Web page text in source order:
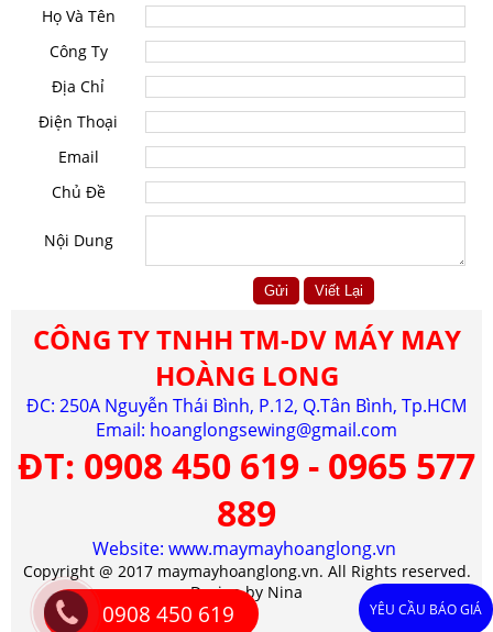
Họ Và Tên
Công Ty
Địa Chỉ
Điện Thoại
Email
Chủ Đề
Nội Dung
CÔNG TY TNHH TM-DV MÁY MAY
HOÀNG LONG
ĐC: 250A Nguyễn Thái Bình, P.12, Q.Tân Bình, Tp.HCM
Email: hoanglongsewing@gmail.com
ĐT: 0908 450 619 - 0965 577
889
Website: www.maymayhoanglong.vn
Copyright @ 2017 maymayhoanglong.vn. All Rights reserved.
Design by Nina
0908 450 619 YÊU CẦU BÁO GIÁ